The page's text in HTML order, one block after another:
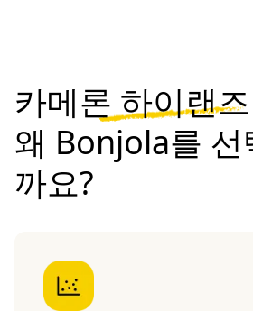
카메론 하이랜
왜 Bonjola를 선
까요?